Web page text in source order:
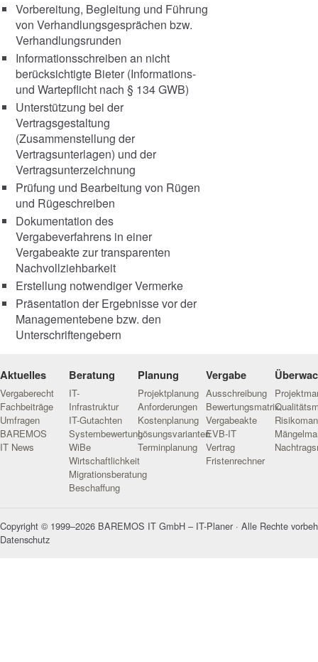
Vorbereitung, Begleitung und Führung
von Verhandlungsgesprächen bzw.
Verhandlungsrunden
Informationsschreiben an nicht
berücksichtigte Bieter (Informations-
und Wartepflicht nach § 134 GWB)
Unterstützung bei der
Vertragsgestaltung
(Zusammenstellung der
Vertragsunterlagen) und der
Vertragsunterzeichnung
Prüfung und Bearbeitung von Rügen
und Rügeschreiben
Dokumentation des
Vergabeverfahrens in einer
Vergabeakte zur transparenten
Nachvollziehbarkeit
Erstellung notwendiger Vermerke
Präsentation der Ergebnisse vor der
Managementebene bzw. den
Unterschriftengebern
Aktuelles
Vergaberecht
Fachbeiträge
Umfragen
BAREMOS
IT News
Beratung
IT-
Infrastruktur
IT-Gutachten
Systembewertung
WiBe
Wirtschaftlichkeit
Migrationsberatung
Beschaffung
Planung
Projektplanung
Anforderungen
Kostenplanung
Lösungsvarianten
Terminplanung
Vergabe
Ausschreibung
Bewertungsmatrix
Vergabeakte
EVB-IT
Vertrag
Fristenrechner
Copyright © 1999–2026 BAREMOS IT GmbH – IT-Planer · Alle Rechte
Datenschutz